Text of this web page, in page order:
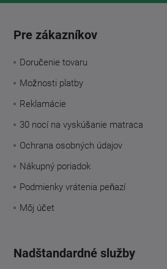
Pre zákazníkov
Doručenie tovaru
Možnosti platby
Reklamácie
30 nocí na vyskúšanie matraca
Ochrana osobných údajov
Nákupný poriadok
Podmienky vrátenia peňazí
Môj účet
Nadštandardné služby